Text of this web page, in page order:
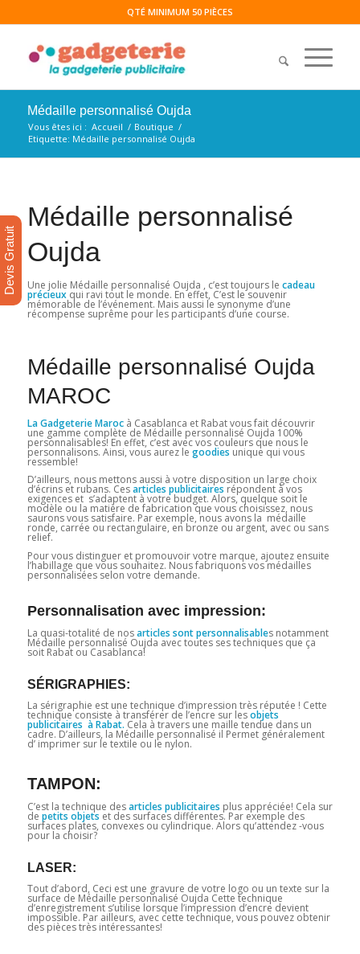
QTÉ MINIMUM 50 PIÈCES
Médaille personnalisé Oujda
Vous êtes ici : Accueil / Boutique /
Etiquette: Médaille personnalisé Oujda
Médaille personnalisé
Oujda
Une jolie Médaille personnalisé Oujda , c’est toujours le cadeau
précieuxqui ravi tout le monde. En effet, C’est le souvenir
mémorable de l’événement. Mais aussi le synonyme d’une
récompense suprême pour les participants d’une course.
Médaille personnalisé Oujda
MAROC
La Gadgeterie Marocà Casablanca et Rabat vous fait découvrir
une gamme complète de Médaille personnalisé Oujda 100%
personnalisables! En effet, c’est avec vos couleurs que nous le
personnalisons. Ainsi, vous aurez le goodies unique qui vous
ressemble!
D’ailleurs, nous mettons aussi à votre disposition un large choix
d’écrins et rubans. Cesarticles publicitaires répondent à vos
exigences et s’adaptent à votre budget. Alors, quelque soit le
modèle ou la matière de fabrication que vous choisissez, nous
saurons vous satisfaire. Par exemple, nous avons la médaille
ronde, carrée ou rectangulaire, en bronze ou argent, avec ou sans
relief.
Pour vous distinguer et promouvoir votre marque, ajoutez ensuite
l’habillage que vous souhaitez. Nous fabriquons vos médailles
personnalisées selon votre demande.
Personnalisation avec impression:
La quasi-totalité de nosarticles sont personnalisables notamment
Médaille personnalisé Oujda avec toutes ses techniques que ça
soit Rabat ou Casablanca!
SÉRIGRAPHIES:
La sérigraphie est une technique d’impression très réputée ! Cette
technique consiste à transférer de l’encre sur lesobjets
publicitaires à Rabat. Cela à travers une maille tendue dans un
cadre. D’ailleurs, la Médaille personnalisé il Permet généralement
d’ imprimer sur le textile ou le nylon.
TAMPON:
C’est la technique desarticles publicitaires plus appréciée! Cela sur
de petits objets et des surfaces différentes. Par exemple des
surfaces plates, convexes ou cylindrique. Alors qu’attendez -vous
pour la choisir?
LASER:
Tout d’abord, Ceci est une gravure de votre logo ou un texte sur la
surface de Médaille personnalisé Oujda Cette technique
d’enregistrement s’utilise lorsque l’impression d’encre devient
impossible. Par ailleurs, avec cette technique, vous pouvez obtenir
des pièces très intéressantes!
Devis Gratuit